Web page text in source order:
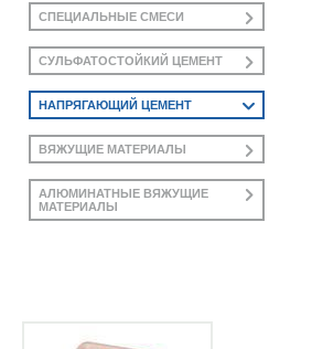
ПРАЙС-ЛИСТЫ
ДОКУМЕНТЫ
КОНТАКТЫ
СПЕЦИАЛЬНЫЕ СМЕСИ
СУЛЬФАТОСТОЙКИЙ ЦЕМЕНТ
НАПРЯГАЮЩИЙ ЦЕМЕНТ
ВЯЖУЩИЕ МАТЕРИАЛЫ
АЛЮМИНАТНЫЕ ВЯЖУЩИЕ
МАТЕРИАЛЫ